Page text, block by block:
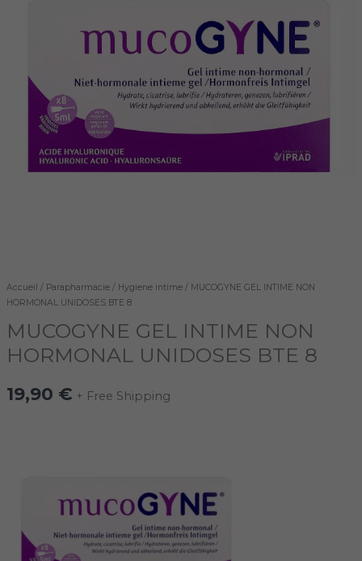
Accueil / Parapharmacie/ Hygiene intime/ MUCOGYNE GEL INTIME NON
HORMONAL UNIDOSES BTE 8
MUCOGYNE GEL INTIME NON
HORMONAL UNIDOSES BTE 8
19,90 € + Free Shipping